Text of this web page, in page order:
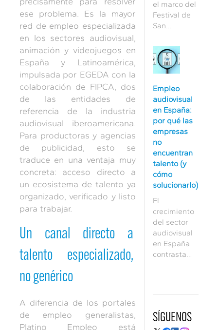
ese problema. Es la mayor
red de empleo especializada
en los sectores audiovisual,
animación y videojuegos en
España y Latinoamérica,
impulsada por EGEDA con la
colaboración de FIPCA, dos
de las entidades de
referencia de la industria
audiovisual iberoamericana.
Para productoras y agencias
de publicidad, esto se
traduce en una ventaja muy
concreta: acceso directo a
un ecosistema de talento ya
organizado, verificado y listo
para trabajar.
Un canal directo a
talento especializado,
no genérico
A diferencia de los portales
de empleo generalistas,
Platino Empleo está
el marco del
Festival de
San
Pedralonga
Estudios
anunció el
operaciones
del Coruña
Estudio
Inmersivo,
presentado
como el
plató de
producción
virtual…
Empleo
audiovisual
en España:
por qué las
empresas
no
encuentran
talento (y
cómo
solucionarlo)
El
crecimiento
del sector
audiovisual
en España
contrasta
talento
SÍGUENOS